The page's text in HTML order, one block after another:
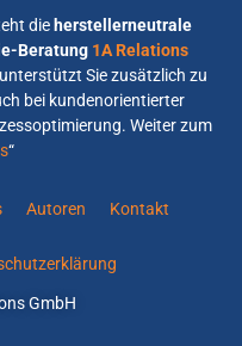
die herstellerneutrale
Beratung 1A Relations
Sie zusätzlich zu
bei kundenorientierter
Weiter zum
“
Autoren Kontakt
GmbH